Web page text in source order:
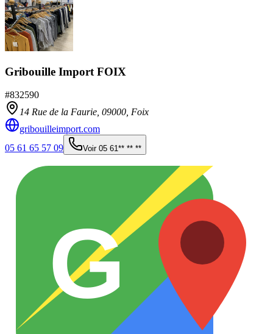
Gribouille Import FOIX
#832590
14 Rue de la Faurie, 09000, Foix
gribouilleimport.com
05 61 65 57 09
Voir 05 61** ** **
G